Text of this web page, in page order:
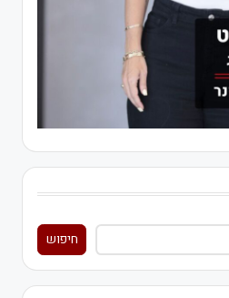
חיפוש